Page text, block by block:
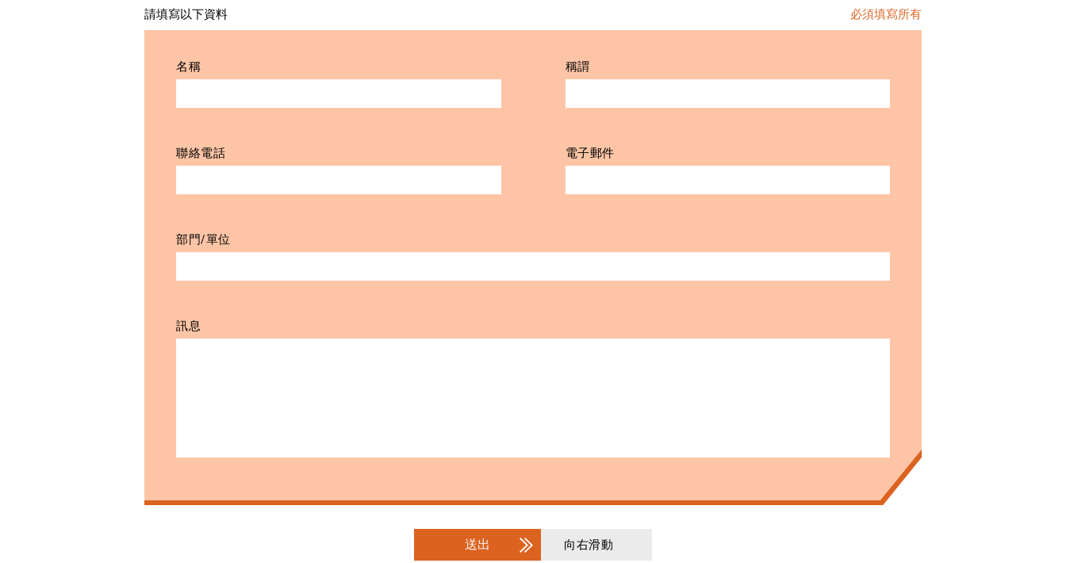
必須填寫所有
請填寫以下資料
名稱 稱謂
聯絡電話 電子郵件
部門/單位
訊息
送出 向右滑動